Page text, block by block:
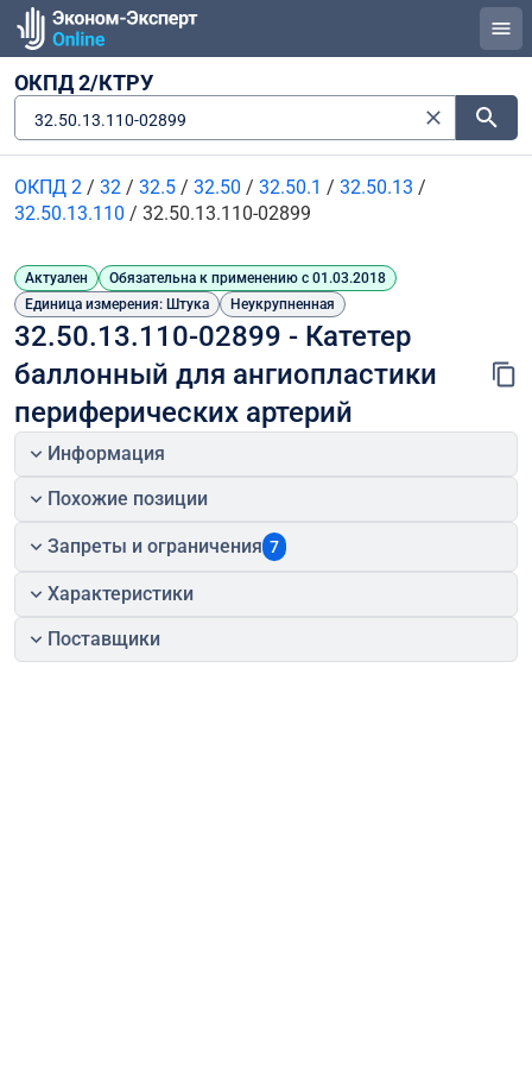
ОКПД 2/КТРУ
32.50.13.110-02899
ОКПД 2 / 32 / 32.5 / 32.50 / 32.50.1 / 32.50.13 /
32.50.13.110 / 32.50.13.110-02899
Актуален
Обязательна к применению с 01.03.2018
Единица измерения: Штука
Неукрупненная
32.50.13.110-02899 - Катетер
баллонный для ангиопластики
периферических артерий
Информация
Похожие позиции
Запреты и ограничения 7
Характеристики
Поставщики